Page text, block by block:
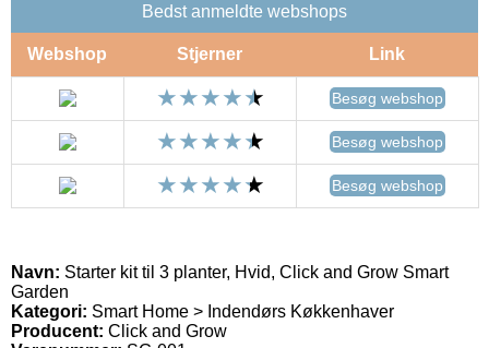
Bedst anmeldte webshops
Webshop Stjerner Link
Besøg webshop
Besøg webshop
Besøg webshop
Navn: Starter kit til 3 planter, Hvid, Click and Grow Smart
Garden
Kategori: Smart Home > Indendørs Køkkenhaver
Producent: Click and Grow